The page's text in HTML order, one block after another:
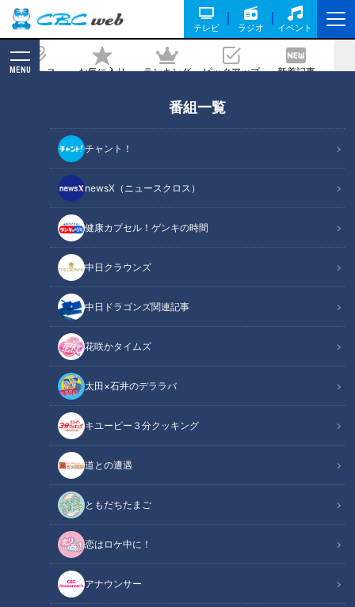
テレビ ラジオ イベント
ニュース お気に入り ランキング ピックアップ 新着記事
MENU
番組一覧
チャント！
newsX（ニュースクロス）
健康カプセル！ゲンキの時間
中日クラウンズ
中日ドラゴンズ関連記事
花咲かタイムズ
太田×石井のデララバ
キユーピー３分クッキング
道との遭遇
ともだちたまご
恋はロケ中に！
アナウンサー
料理を堪能!
2020/07/07 13:00
花咲かタイムズ
週末ジャーニー 推しタビ
2020年6月27日(土)に放送された、『週末ジャーニー 推しタ
ビ』では、
ガンバレルーヤの2人が“愛知・岡崎市"をリモート推しタビ!
お取り寄せ可能な岡崎の名物グルメを紹介してくれましたよ。